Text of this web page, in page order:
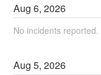
Aug6,2026
No incidents reported.
Aug5,2026